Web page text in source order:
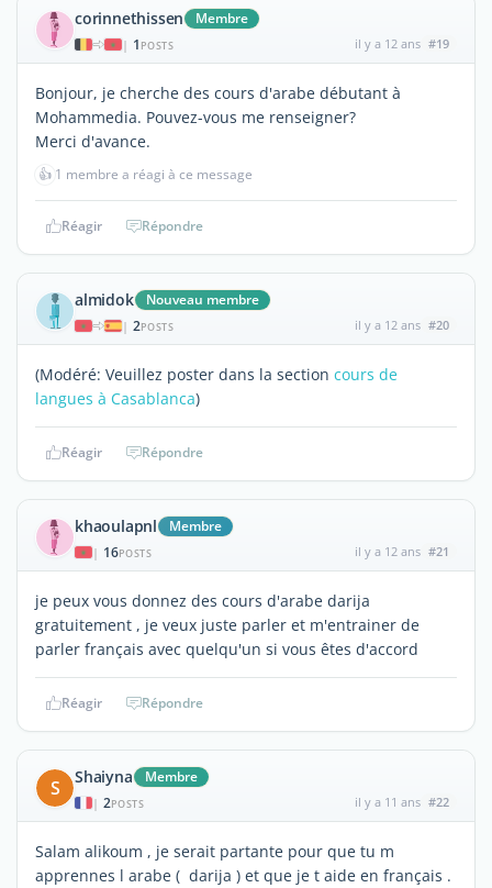
corinnethissen Membre
| 1 POSTS il y a 12 ans #19
Bonjour, je cherche des cours d'arabe débutant à
Mohammedia. Pouvez-vous me renseigner?
Merci d'avance.
👍 1 membre a réagi à ce message
Réagir Répondre
almidok Nouveau membre
| 2POSTS il y a 12 ans #20
(Modéré: Veuillez poster dans la section cours de
langues à Casablanca)
Réagir Répondre
khaoulapnl Membre
| 16POSTS il y a 12 ans #21
je peux vous donnez des cours d'arabe darija
gratuitement , je veux juste parler et m'entrainer de
parler français avec quelqu'un si vous êtes d'accord
Réagir Répondre
S Shaiyna Membre
| 2POSTS il y a 11 ans #22
Salam alikoum , je serait partante pour que tu m
apprennes l arabe ( darija ) et que je t aide en français .